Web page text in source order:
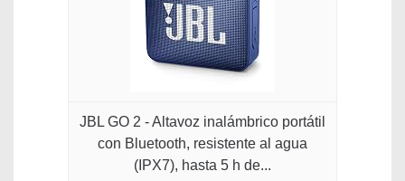
JBL GO 2 - Altavoz inalámbrico portátil
con Bluetooth, resistente al agua
(IPX7), hasta 5 h de...